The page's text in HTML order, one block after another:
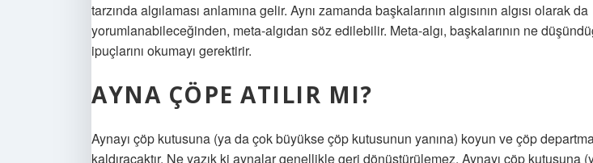
tarzında algılaması anlamına gelir. Aynı zamanda başkalarının algısının algısı olarak da
yorumlanabileceğinden, meta-algıdan söz edilebilir. Meta-algı, başkalarının ne
ipuçlarını okumayı gerektirir.
AYNA ÇÖPE ATILIR MI?
Aynayı çöp kutusuna (ya da çok büyükse çöp kutusunun yanına) koyun ve çöp
kaldıracaktır. Ne yazık ki aynalar genellikle geri dönüştürülemez. Aynayı çöp kutusuna